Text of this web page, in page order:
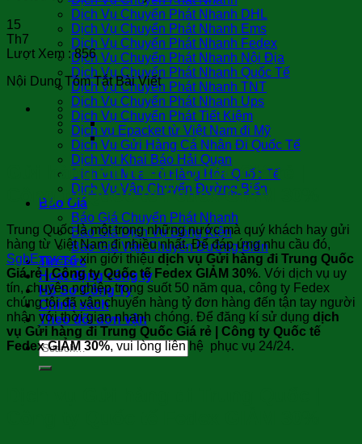
Dịch Vụ Chuyển Phát Nhanh DHL
Dịch Vụ Chuyển Phát Nhanh Ems
Dịch Vụ Chuyển Phát Nhanh Fedex
Dịch Vụ Chuyển Phát Nhanh Nội Địa
Dịch Vụ Chuyển Phát Nhanh Quốc Tế
Dịch Vụ Chuyển Phát Nhanh TNT
Dịch Vụ Chuyển Phát Nhanh Ups
Dịch Vụ Chuyển Phát Tiết Kiệm
Dịch vụ Epacket từ Việt Nam đi Mỹ
Dịch Vụ Gửi Hàng Cá Nhân Đi Quốc Tế
Dịch Vụ Khai Báo Hải Quan
Dịch Vụ Mua Hộ Hàng Hóa Quốc Tế
Dịch Vụ Vận Chuyển Đường Biển
Báo Giá
Báo Giá Chuyển Phát Nhanh
Báo Giá Dịch Vụ Đóng Kiện
Báo Giá Vận Chuyển Đường Biển
Tin Tức
Hoạt động công ty
Hồ Sơ Công Ty
Chính sách
Theo dõi đơn vận
15
Th7
Lượt Xem : 856
Nội Dung Tóm Tắt Bài Viết
Gửi hàng đi Trung Quốc Giá rẻ |
Công ty Quốc tế Fedex GIẢM 30%
Trung Quốc là một trong những nước mà quý khách hay gửi
hàng từ Việt Nam đi nhiều nhất. Để đáp ứng nhu cầu đó,
SgbExpressxin giới thiệu dịch vụ Gửi hàng đi Trung Quốc
Giá rẻ | Công ty Quốc tế Fedex GIẢM 30%. Với dịch vụ uy
tín, chuyên nghiệp trong suốt 50 năm qua, công ty Fedex
chúng tôi đã vận chuyển hàng tỷ đơn hàng đến tận tay người
nhận với thời gian nhanh chóng. Để đăng kí sử dụng dịch
vụ Gửi hàng đi Trung Quốc Giá rẻ | Công ty Quốc tế
Fedex GIẢM 30%, vui lòng liên hệ phục vụ 24/24.